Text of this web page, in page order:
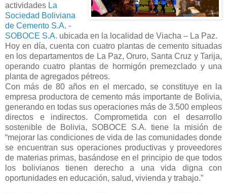
actividades La
Sociedad Boliviana
de Cemento S.A. -
SOBOCE S.A. ubicada en la localidad de Viacha – La Paz.
Hoy en día, cuenta con cuatro plantas de cemento situadas
en los departamentos de La Paz, Oruro, Santa Cruz y Tarija,
operando cuatro plantas de hormigón premezclado y una
planta de agregados pétreos.
Con más de 80 años en el mercado, se constituye en la
empresa productora de cemento más importante de Bolivia,
generando en todas sus operaciones más de 3.500 empleos
directos e indirectos. Comprometida con el desarrollo
sostenible de Bolivia, SOBOCE S.A. tiene la misión de
“mejorar las condiciones de vida de las comunidades donde
se encuentran sus operaciones productivas y proveedores
de materias primas, basándose en el principio de que todos
los bolivianos tienen derecho a una vida digna con
oportunidades en educación, salud, vivienda y trabajo.”